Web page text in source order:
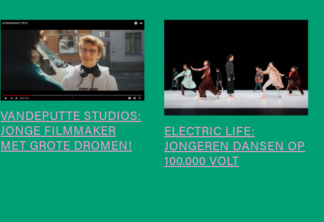
VANDEPUTTE STUDIOS:
JONGE FILMMAKER
MET GROTE DROMEN!
ELECTRIC LIFE:
JONGEREN DANSEN OP
100.000 VOLT